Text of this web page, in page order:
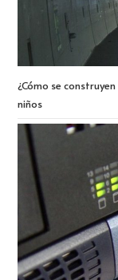
¿Cómo se
niños